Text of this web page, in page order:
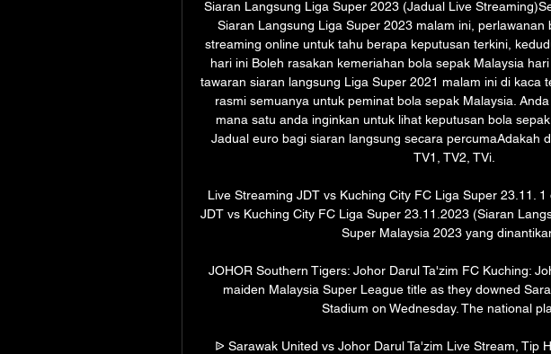
Siaran Langsung Liga Super 2023 (Jadual Live
Siaran Langsung Liga Super 2023 malam ini, perlawanan
streaming online untuk tahu berapa keputusan terkini,
hari ini Boleh rasakan kemeriahan bola sepak Malaysia
tawaran siaran langsung Liga Super 2021 malam ini di kaca
rasmi semuanya untuk peminat bola sepak Malaysia.
mana satu anda inginkan untuk lihat keputusan bola
Jadual euro bagi siaran langsung secara percumaAdakah
TV1, TV2, TVi.
Live Streaming JDT vs Kuching City FC Liga Super 23.11.
JDT vs Kuching City FC Liga Super 23.11.2023 (Siaran
Super Malaysia 2023 yang dinantikan
JOHOR Southern Tigers: Johor Darul Ta'zim FC Kuching:
maiden Malaysia Super League title as they downed
Stadium on Wednesday. The national
ᐉ Sarawak United vs Johor Darul Ta'zim Live Stream, Tip